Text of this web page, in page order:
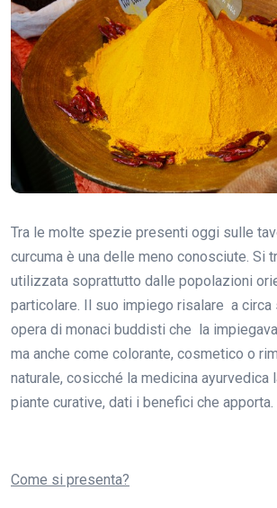
Tra le molte spezie presenti oggi sulle
curcuma è una delle meno conosciute. Si
utilizzata soprattutto dalle popolazioni
particolare. Il suo impiego risalare a circa
opera di monaci buddisti che la
ma anche come colorante, cosmetico o
naturale, cosicché la medicina ayurvedica
piante curative, dati i benefici che apporta.
Come si presenta?